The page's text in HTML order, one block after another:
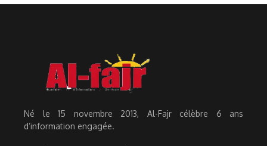
Né le 15 novembre 2013, Al-Fajr célèbre 6 ans
d’information engagée.